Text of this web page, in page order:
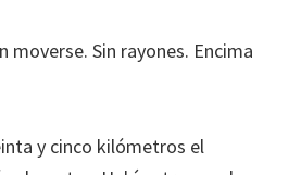
moverse. Sin rayones. Encima
y cinco kilómetros el